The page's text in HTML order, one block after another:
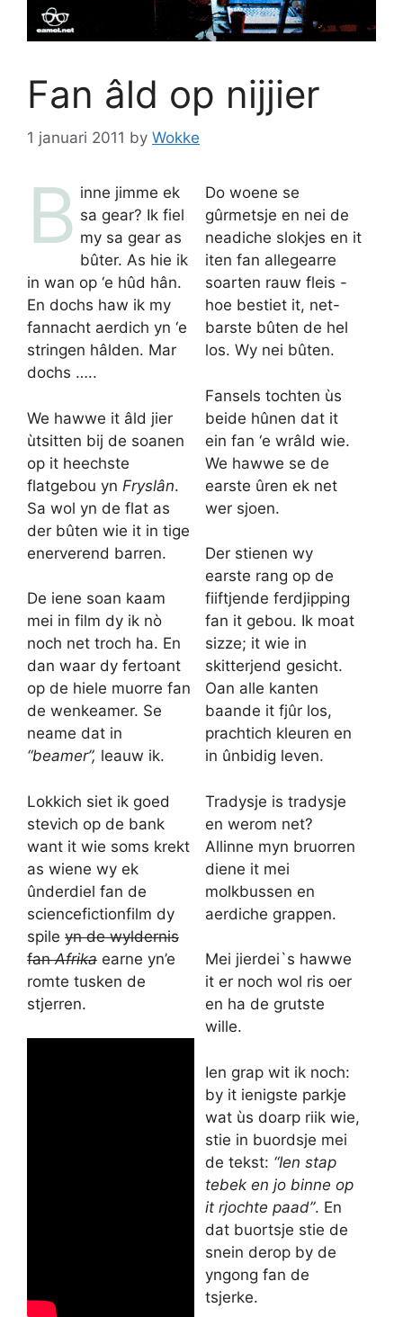
Fan âld op nijjier
1 januari 2011 by Wokke
B inne jimme ek
sa gear? Ik fiel
my sa gear as
bûter. As hie ik
in wan op ‘e hûd hân.
En dochs haw ik my
fannacht aerdich yn ‘e
stringen hâlden. Mar
dochs …..
We hawwe it âld jier
ùtsitten bij de soanen
op it heechste
flatgebou yn Fryslân.
Sa wol yn de flat as
der bûten wie it in tige
enerverend barren.
De iene soan kaam
mei in film dy ik nò
noch net troch ha. En
dan waar dy fertoant
op de hiele muorre fan
de wenkeamer. Se
neame dat in
“beamer”, leauw ik.
Lokkich siet ik goed
stevich op de bank
want it wie soms krekt
as wiene wy ek
ûnderdiel fan de
sciencefictionfilm dy
spile yn de wyldernis
fanAfrika earne yn’e
romte tusken de
stjerren.
Do woene se
gûrmetsje en nei de
neadiche slokjes en it
iten fan allegearre
soarten rauw fleis -
hoe bestiet it, net-
barste bûten de hel
los. Wy nei bûten.
Fansels tochten ùs
beide hûnen dat it
ein fan ‘e wrâld wie.
We hawwe se de
earste ûren ek net
wer sjoen.
Der stienen wy
earste rang op de
fiiftjende ferdjipping
fan it gebou. Ik moat
sizze; it wie in
skitterjend gesicht.
Oan alle kanten
baande it fjûr los,
prachtich kleuren en
in ûnbidig leven.
Tradysje is tradysje
en werom net?
Allinne myn bruorren
diene it mei
molkbussen en
aerdiche grappen.
Mei jierdei`s hawwe
it er noch wol ris oer
en ha de grutste
wille.
Ien grap wit ik noch:
by it ienigste parkje
wat ùs doarp riik wie,
stie in buordsje mei
de tekst: “Ien stap
tebek en jo binne op
it rjochte paad”. En
dat buortsje stie de
snein derop by de
yngong fan de
tsjerke.